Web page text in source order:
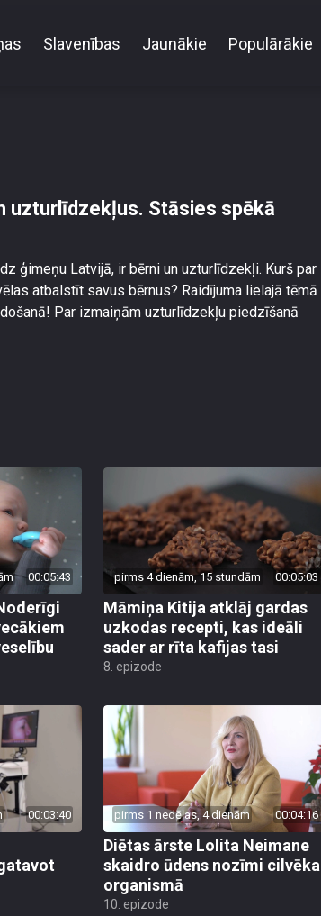
Slavenības Jaunākie Populārākie
uzturlīdzekļus. Stāsies spēkā
ģimeņu Latvijā, ir bērni un uzturlīdzekļi. Kurš par
atbalstīt savus bērnus? Raidījuma lielajā tēmā
Par izmaiņām uzturlīdzekļu piedzīšanā
00:05:43 pirms 4 dienām, 15 stundām 00:05:03
Māmiņa Kitija atklāj gardas
uzkodas recepti, kas ideāli
sader ar rīta kafijas tasi
8. epizode
00:03:40 pirms 1 nedēļas, 4 dienām 00:04:16
Diētas ārste Lolita Neimane
skaidro ūdens nozīmi cilvēka
organismā
10. epizode